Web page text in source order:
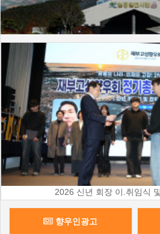
2026 신년 회장 이.취임식
향우인광고